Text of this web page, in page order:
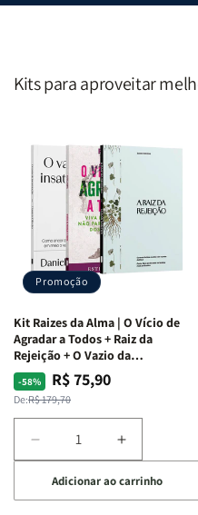
Kits para aproveitar
Promoção
Kit Raizes da Alma | O Vício de
Agradar a Todos + Raiz da
Rejeição + O Vazio da
Insatisfação.
-58%
Preço
normal
De:R$ 179,70
Preço
promocional
R$ 75,90
Diminuir
a
quantidade
de
Aumentar
a
quantidade
de
Adicionar ao carrinho